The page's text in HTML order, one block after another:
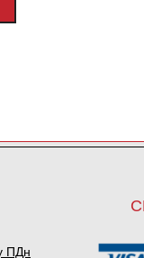
ПДн